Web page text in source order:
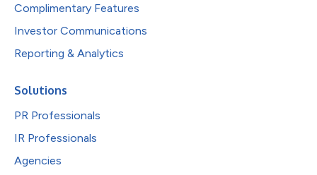
Complimentary Features
Investor Communications
Reporting & Analytics
Solutions
PR Professionals
IR Professionals
Agencies